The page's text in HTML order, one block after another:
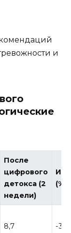
и
После
цифрового
детокса (2
недели)
(%)
8,7 -